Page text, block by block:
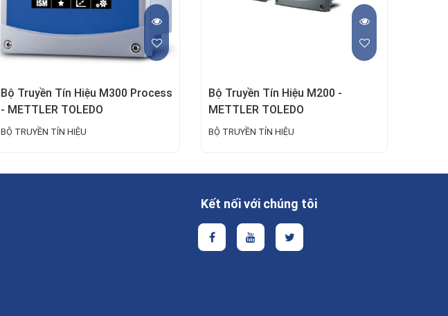
Bộ Truyền Tín Hiệu M300 Process
- METTLER TOLEDO
BỘ TRUYỀN TÍN HIỆU
Bộ Truyền Tín Hiệu M200 -
METTLER TOLEDO
BỘ TRUYỀN TÍN HIỆU
Kết nối với chúng tôi